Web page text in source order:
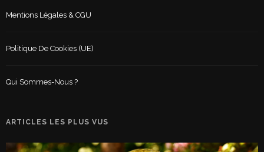
Mentions Légales & CGU
Politique De Cookies (UE)
Qui Sommes-Nous ?
ARTICLES LES PLUS VUS